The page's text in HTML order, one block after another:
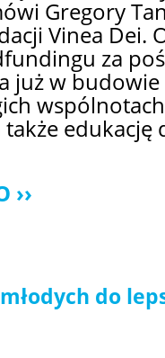
Gregory
Vinea Dei.
za
już w
edukację
do